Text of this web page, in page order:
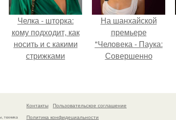
Челка - шторка:
кому подходит, как
носить и с какими
стрижками
На шанхайской
премьере
"Человека - Паука:
Совершенно
просто очередной
наряд, а настоящий
артефакт высокой
техника
Контакты
Пользовательское соглашение
Политика конфидециальности